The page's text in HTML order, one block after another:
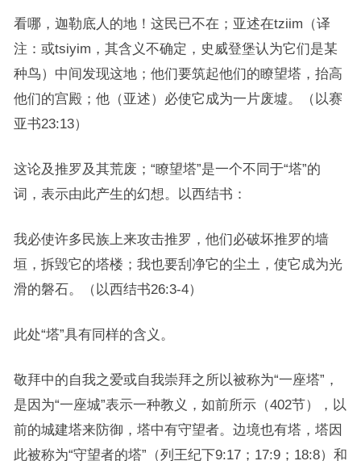
看哪，迦勒底人的地！这民已不在；亚述在tziim（译
注：或tsiyim，其含义不确定，史威登堡认为它们是某
种鸟）中间发现这地；他们要筑起他们的瞭望塔，抬高
他们的宫殿；他（亚述）必使它成为一片废墟。（以赛
亚书23:13）
这论及推罗及其荒废；“瞭望塔”是一个不同于“塔”的
词，表示由此产生的幻想。以西结书：
我必使许多民族上来攻击推罗，他们必破坏推罗的墙
垣，拆毁它的塔楼；我也要刮净它的尘土，使它成为光
滑的磐石。（以西结书26:3-4）
此处“塔”具有同样的含义。
敬拜中的自我之爱或自我崇拜之所以被称为“一座塔”，
是因为“一座城”表示一种教义，如前所示（402节），以
前的城建塔来防御，塔中有守望者。边境也有塔，塔因
此被称为“守望者的塔”（列王纪下9:17；17:9；18:8）和